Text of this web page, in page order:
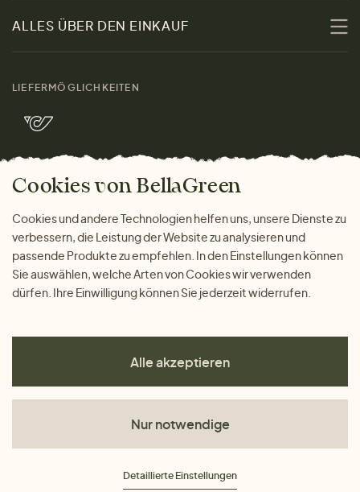
Nachhaltigkeit
Kontakt
Marken
Bella Green Magazin
Sale
Damen
Herren
Wohnen
Geschenke
ALLES ÜBER DEN EINKAUF
Warum bei uns einkaufen
LIEFERMÖGLICHKEITEN
ZAHLUNGSMÖGLICHKEITEN
Impressum Cookies
Cookies von BellaGreen
Cookies und andere Technologien helfen uns, unsere Dienste zu
verbessern, die Leistung der Website zu analysieren und
passende Produkte zu empfehlen. In den Einstellungen können
Sie auswählen, welche Arten von Cookies wir verwenden
dürfen. Ihre Einwilligung können Sie jederzeit widerrufen.
Alle akzeptieren
Nur notwendige
Detaillierte Einstellungen